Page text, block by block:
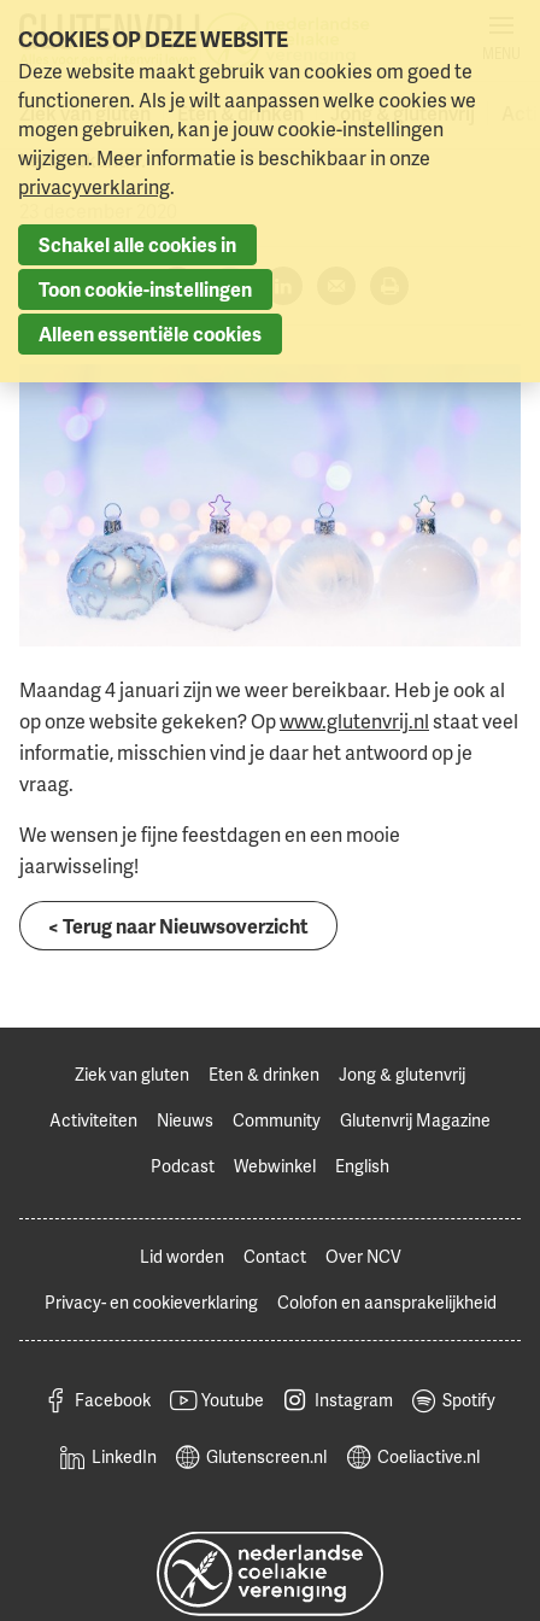
Naar menu Naar hoofdinhoud
Ziek van gluten Eten & drinken Jong & glutenvrij
Wij hebben kerstvakantie
We hebben van 23 december tot en met 3 januari
kerstvakantie.
Deel dit artikel:
Facebook
Twitter
Maandag 4 januari zijn we weer bereikbaar. Heb je ook al
op onze website gekeken? Opwww.glutenvrij.nlstaat veel
informatie, misschien vind je daar het antwoord op je
vraag.
We wensen je fijne feestdagen en een mooie
jaarwisseling!
< Terug naar Nieuwsoverzicht
Ziek van gluten Eten & drinken
Jong & glutenvrij
Activiteiten
Nieuws Community
Glutenvrij Magazine
Podcast
Webwinkel English
Lid worden Contact
Over NCV
Privacy- en cookieverklaring
Colofon en aansprakelijkheid
Facebook Youtube Instagram Spotify
LinkedIn Glutenscreen.nl Coeliactive.nl
COOKIES OP DEZE WEBSITE
Deze website maakt gebruik van cookies om goed te
functioneren. Als je wilt aanpassen welke cookies we
mogen gebruiken, kan je jouw cookie-instellingen
wijzigen. Meer informatie is beschikbaar in onze
privacyverklaring.
Schakel alle cookies in
Toon cookie-instellingen
Alleen essentiële cookies